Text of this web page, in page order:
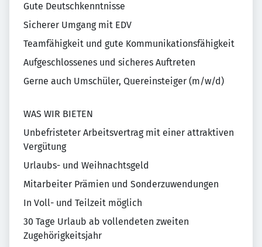
Gute Deutschkenntnisse
Sicherer Umgang mit EDV
Teamfähigkeit und gute Kommunikationsfähigkeit
Aufgeschlossenes und sicheres Auftreten
Gerne auch Umschüler, Quereinsteiger (m/w/d)
WAS WIR BIETEN
Unbefristeter Arbeitsvertrag mit einer attraktiven
Vergütung
Urlaubs- und Weihnachtsgeld
Mitarbeiter Prämien und Sonderzuwendungen
In Voll- und Teilzeit möglich
30 Tage Urlaub ab vollendeten zweiten
Zugehörigkeitsjahr